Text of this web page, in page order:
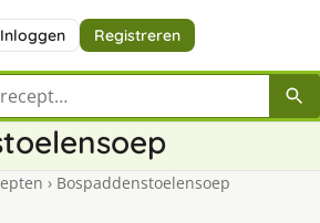
Inloggen Registreren
recept
› Bospaddenstoelensoep